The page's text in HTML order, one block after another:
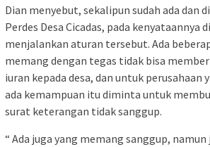
Dian menyebut, sekalipun sudah ada dan
Perdes Desa Cicadas, pada kenyataannya
menjalankan aturan tersebut. Ada
memang dengan tegas tidak bisa
iuran kepada desa, dan untuk perusahaan
ada kemampuan itu diminta untuk
surat keterangan tidak sanggup.
“ Ada juga yang memang sanggup,